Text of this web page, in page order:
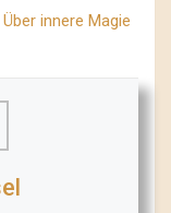
innere Magie